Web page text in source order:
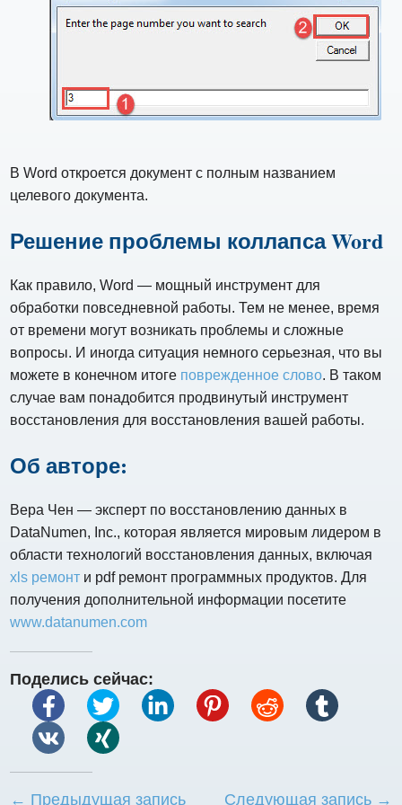
В Word откроется документ с полным названием
целевого документа.
Решение проблемы коллапса Word
Как правило, Word — мощный инструмент для
обработки повседневной работы. Тем не менее, время
от времени могут возникать проблемы и сложные
вопросы. И иногда ситуация немного серьезная, что вы
можете в конечном итоге поврежденное слово. В таком
случае вам понадобится продвинутый инструмент
восстановления для восстановления вашей работы.
Об авторе:
Вера Чен — эксперт по восстановлению данных в
DataNumen, Inc., которая является мировым лидером в
области технологий восстановления данных, включая
xls ремонт и pdf ремонт программных продуктов. Для
получения дополнительной информации посетите
www.datanumen.com
Поделись сейчас:
← Предыдущая запись Следующая запись →